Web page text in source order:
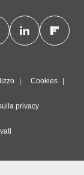
Cookies
privacy